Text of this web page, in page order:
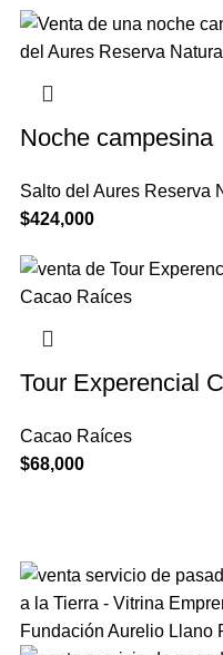
Noche campesina
Salto del Aures Reserva
$424,000
Tour Experencial
Cacao Raíces
$68,000